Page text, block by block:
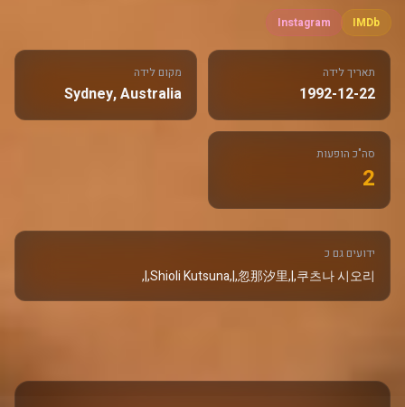
IMDb
Instagram
תאריך לידה
1992-12-22
מקום לידה
Sydney, Australia
סה"כ הופעות
2
ידועים גם כ
Shioli Kutsuna,|,忽那汐里,|,쿠츠나 시오리,|,